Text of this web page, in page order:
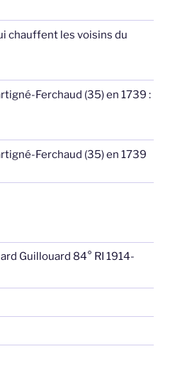
chauffent les voisins du
Ferchaud (35) en 1739 :
Ferchaud (35) en 1739
Guillouard 84° RI 1914-